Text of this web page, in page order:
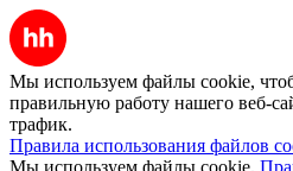
Мы используем файлы cookie,
правильную работу нашего веб-
трафик.
Правила использования файлов
Мы используем файлы cookie.